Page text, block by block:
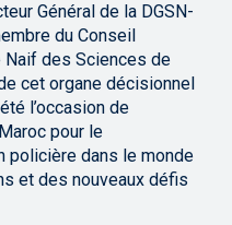
Général de la DGSN-
du Conseil
Naif des Sciences de
cet organe décisionnel
l’occasion de
pour le
policière dans le monde
et des nouveaux défis